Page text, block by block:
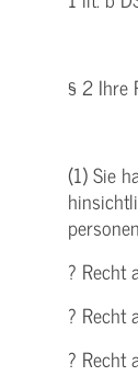
§ 2 Ihre
(1) Sie
? Recht
? Recht
? Recht